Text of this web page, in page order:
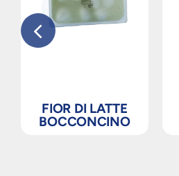
FIOR DI LATTE
BOCCONCINO